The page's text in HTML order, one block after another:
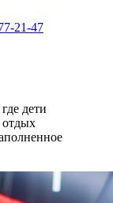
21-47
дети
отдых